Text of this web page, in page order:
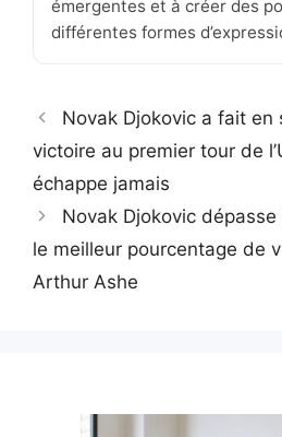
émergentes et à créer des
différentes formes
Novak Djokovic a fait en
victoire au premier tour de
échappe jamais
Novak Djokovic
le meilleur pourcentage de
Arthur Ashe